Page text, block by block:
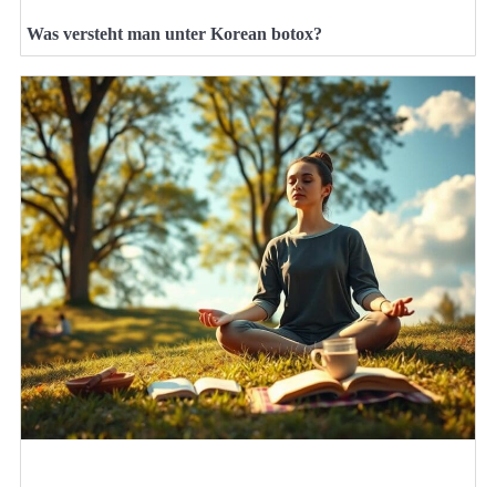
Was versteht man unter Korean botox?